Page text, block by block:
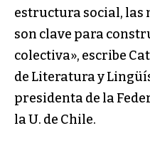
estructura social, las
son clave para
colectiva», escribe
de Literatura y
presidenta de la
la U. de Chile.